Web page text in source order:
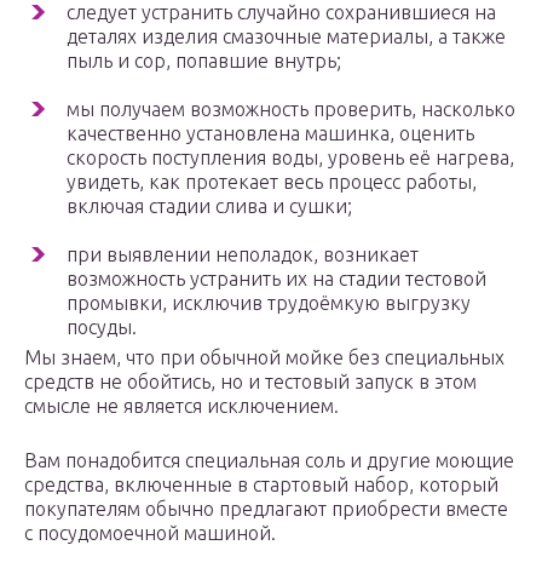
следует устранить случайно сохранившиеся на
деталях изделия смазочные материалы, а также
пыль и сор, попавшие внутрь;
мы получаем возможность проверить, насколько
качественно установлена машинка, оценить
скорость поступления воды, уровень её нагрева,
увидеть, как протекает весь процесс работы,
включая стадии слива и сушки;
при выявлении неполадок, возникает
возможность устранить их на стадии тестовой
промывки, исключив трудоёмкую выгрузку
посуды.
Мы знаем, что при обычной мойке без специальных
средств не обойтись, но и тестовый запуск в этом
смысле не является исключением.
Вам понадобится специальная соль и другие моющие
средства, включенные в стартовый набор, который
покупателям обычно предлагают приобрести вместе
с посудомоечной машиной.